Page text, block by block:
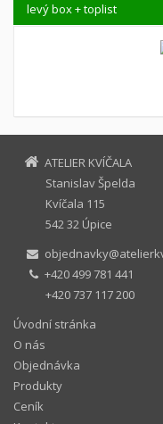
levý box + toplist
ATELIER KVÍČALA
Stanislav Špelda
Kvíčala 115
542 32 Úpice
+420 499 781 441
+420 737 117 200
Úvodní stránka
O nás
Objednávka
Produkty
Ceník